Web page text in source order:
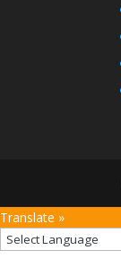
Translate »